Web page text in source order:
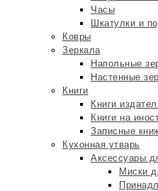
Часы
Шкатулки и
Ковры
Зеркала
Напольные
Настенные
Книги
Книги
Книги на
Записные
Кухонная утварь
Аксессуары
Миски